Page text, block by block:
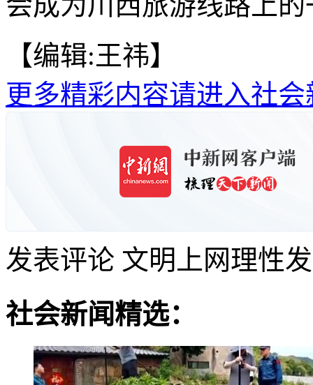
【编辑:王祎】
更多精彩内容请进入社会
发表评论 文明上网理性
社会新闻精选：